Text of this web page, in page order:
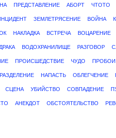
ПРЕДСТАВЛЕНИЕ АБОРТ ЧТОТО
ЗЕМЛЕТРЯСЕНИЕ ВОЙНА
НАКЛАДКА ВСТРЕЧА ВОЦАРЕНИЕ
ДРАКА ВОДОХРАНИЛИЩЕ РАЗГОВОР
ПРОИСШЕДСТВИЕ ЧУДО
РАЗДЕЛЕНИЕ НАПАСТЬ ОБЛЕГЧЕНИЕ
СЦЕНА УБИЙСТВО СОВПАДЕНИЕ
АНЕКДОТ ОБСТОЯТЕЛЬСТВО